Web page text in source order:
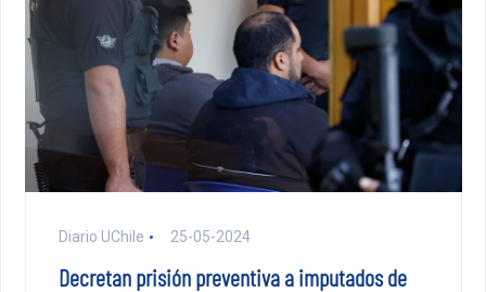
Diario UChile 25-05-2024
Decretan prisión preventiva a imputados de